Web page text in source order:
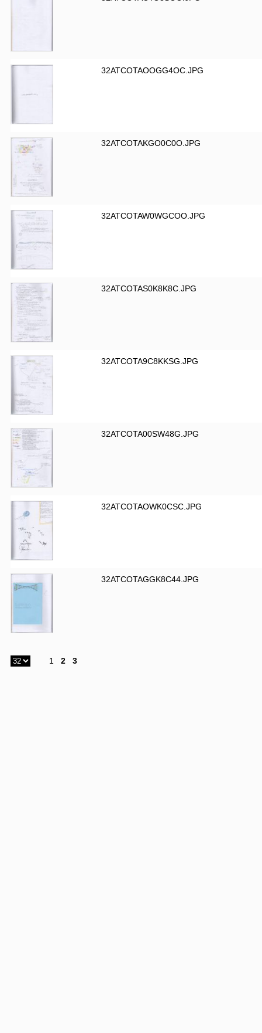
32ATCOTAOOGG4OC.JPG
32ATCOTAKGO0C0O.JPG
32ATCOTAW0WGCOO.JPG
32ATCOTAS0K8K8C.JPG
32ATCOTA9C8KKSG.JPG
32ATCOTA00SW48G.JPG
32ATCOTAOWK0CSC.JPG
32ATCOTAGGK8C44.JPG
1 2 3